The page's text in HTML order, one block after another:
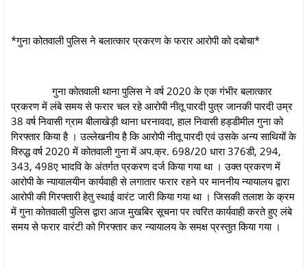
*गुना कोतवाली पुलिस ने बलात्कार प्रकरण के फरार आरोपी को दबोचा*
गुना कोतवाली थाना पुलिस ने वर्ष 2020 के एक गंभीर बलात्कार
प्रकरण में लंबे समय से फरार चल रहे आरोपी नीतू पारदी पुत्र जानकी पारदी उम्र
38 वर्ष निवासी ग्राम बीलाखेड़ी थाना धरनावदा, हाल निवासी हड्डीमील गुना को
गिरफ्तार किया है । उल्लेखनीय है कि आरोपी नीतू पारदी एवं उसके अन्य साथियों के
विरुद्ध वर्ष 2020 में कोतवाली गुना में अप.क्र. 698/20 धारा 376डी, 294,
343, 498ए भादवि के अंतर्गत प्रकरण दर्ज किया गया था । उक्त प्रकरण में
आरोपी के न्यायालयीन कार्यवाही से लगातार फरार रहने पर माननीय न्यायालय द्वारा
आरोपी की गिरफ्तारी हेतु स्थाई वारंट जारी किया गया था । जिसकी तलाश के क्रम
में गुना कोतवाली पुलिस द्वारा आज मुखबिर सूचना पर त्वरित कार्यवाही करते हुए लंबे
समय से फरार वारंटी को गिरफ्तार कर न्यायालय के समक्ष प्रस्तुत किया गया ।